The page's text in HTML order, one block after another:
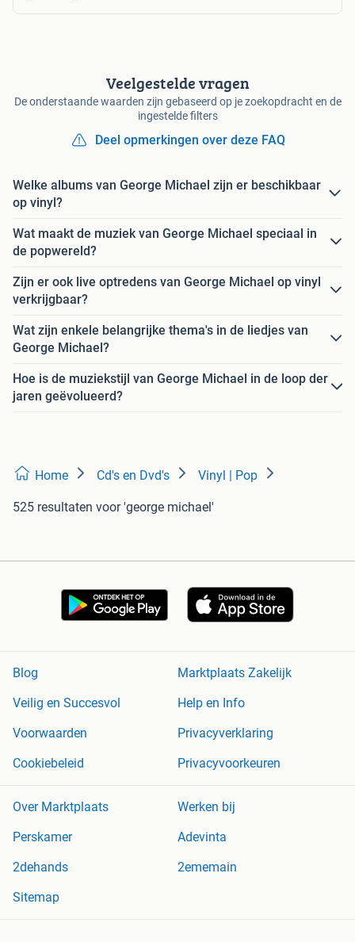
Veelgestelde vragen
De onderstaande waarden zijn gebaseerd op je zoekopdracht en de
ingestelde filters
Deel opmerkingen over deze FAQ
Welke albums van George Michael zijn er beschikbaar
op vinyl?
Wat maakt de muziek van George Michael speciaal in
de popwereld?
Zijn er ook live optredens van George Michael op vinyl
verkrijgbaar?
Wat zijn enkele belangrijke thema's in de liedjes van
George Michael?
Hoe is de muziekstijl van George Michael in de loop der
jaren geëvolueerd?
Home Cd's en Dvd's Vinyl | Pop
525 resultaten voor 'george michael'
Blog
Marktplaats Zakelijk
Veilig en Succesvol
Help en Info
Voorwaarden
Privacyverklaring
Cookiebeleid
Privacyvoorkeuren
Over Marktplaats
Werken bij
Perskamer
Adevinta
2dehands
2ememain
Sitemap